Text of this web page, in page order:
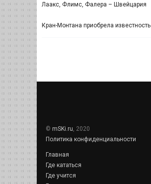
Лаакс, Флимс, Фалера – Швейцария
Кран-Монтана приобрела известность
© mSKi.ru, 2020
Политика конфиденциальности
Главная
Где кататься
Где учится